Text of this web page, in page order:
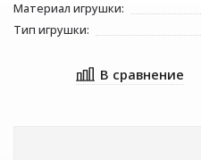
Материал игрушки:
Тип игрушки: